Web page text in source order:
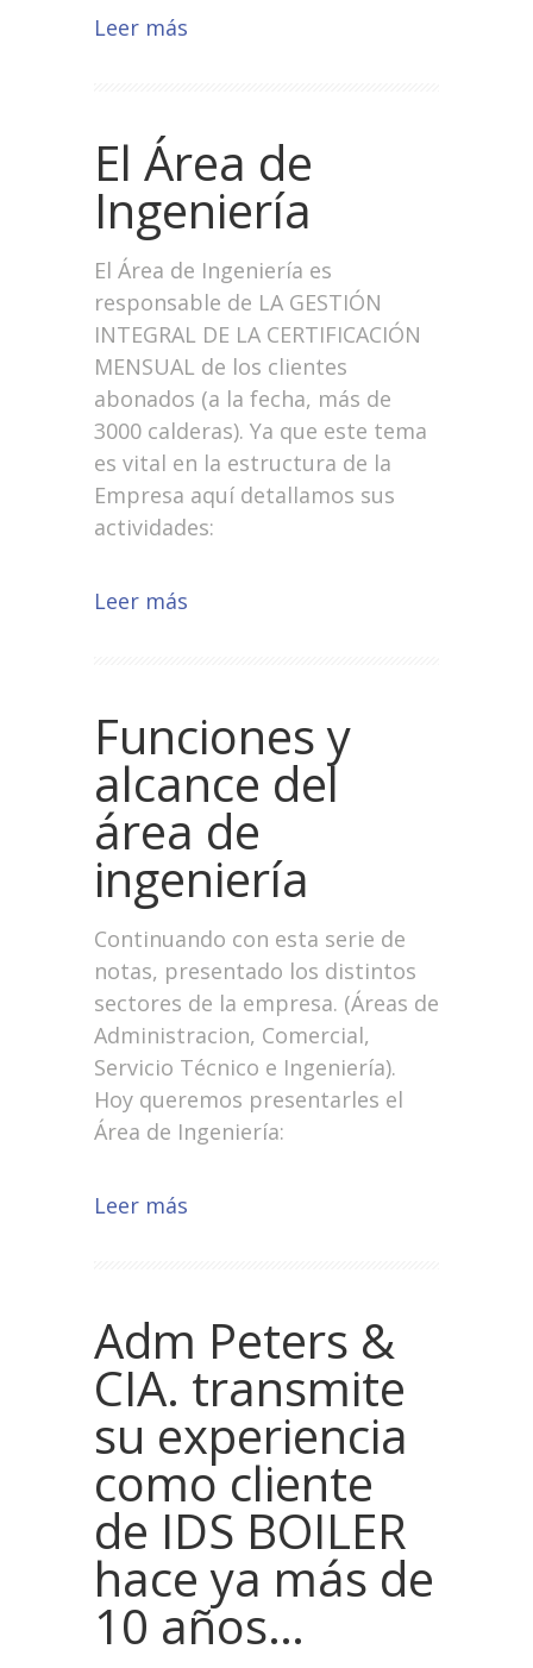
Leer más
El Área de
Ingeniería
El Área de Ingeniería es
responsable de LA GESTIÓN
INTEGRAL DE LA CERTIFICACIÓN
MENSUAL de los clientes
abonados (a la fecha, más de
3000 calderas). Ya que este tema
es vital en la estructura de la
Empresa aquí detallamos sus
actividades:
Leer más
Funciones y
alcance del
área de
ingeniería
Continuando con esta serie de
notas, presentado los distintos
sectores de la empresa. (Áreas de
Administracion, Comercial,
Servicio Técnico e Ingeniería).
Hoy queremos presentarles el
Área de Ingeniería:
Leer más
Adm Peters &
CIA. transmite
su experiencia
como cliente
de IDS BOILER
hace ya más de
10 años…